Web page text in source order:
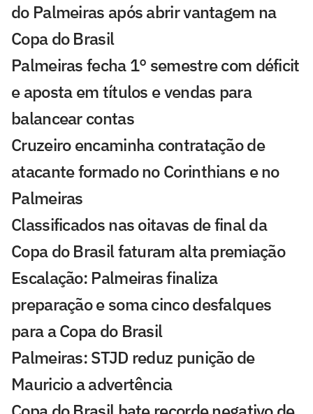
do Palmeiras após abrir vantagem na
Copa do Brasil
Palmeiras fecha 1° semestre com déficit
e aposta em títulos e vendas para
balancear contas
Cruzeiro encaminha contratação de
atacante formado no Corinthians e no
Palmeiras
Classificados nas oitavas de final da
Copa do Brasil faturam alta premiação
Escalação: Palmeiras finaliza
preparação e soma cinco desfalques
para a Copa do Brasil
Palmeiras: STJD reduz punição de
Mauricio a advertência